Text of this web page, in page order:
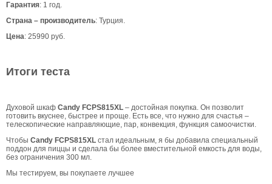
Гарантия: 1 год.
Страна – производитель: Турция.
Цена: 25990 руб.
Итоги теста
Духовой шкаф Candy FCPS815XL – достойная покупка. Он позволит
готовить вкуснее, быстрее и проще. Есть все, что нужно для счастья –
телескопические направляющие, пар, конвекция, функция самоочистки.
Чтобы Candy FCPS815XL стал идеальным, я бы добавила специальный
поддон для пиццы и сделала бы более вместительной емкость для воды,
без ограничения 300 мл.
Мы тестируем, вы покупаете лучшее